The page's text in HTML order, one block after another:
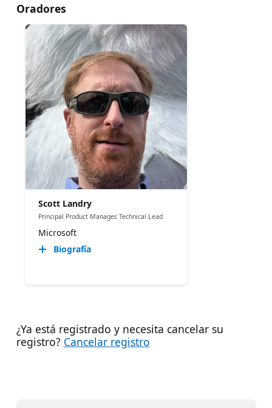
Oradores
Scott Landry
Principal Product Manager, Technical Lead
Microsoft
Biografía
¿Ya está registrado y necesita cancelar su
registro? Cancelar registro